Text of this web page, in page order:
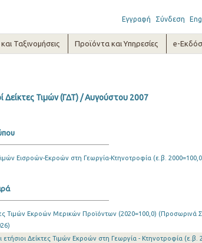
Εγγραφή Σύνδεση
Ταξινομήσεις Προϊόντα και Υπηρεσίες e-
Δείκτες Τιμών (ΓΔΤ) / Αυγούστου 2007
Εισροών-Εκροών στη Γεωργία-Κτηνοτροφία (ε.β.
Τιμών Εκροών Μερικών Προϊόντων (2020=100,0) (Προσωρινά
ετήσιοι Δείκτες Τιμών Εκροών στη Γεωργία - Κτηνοτροφία (ε.β.